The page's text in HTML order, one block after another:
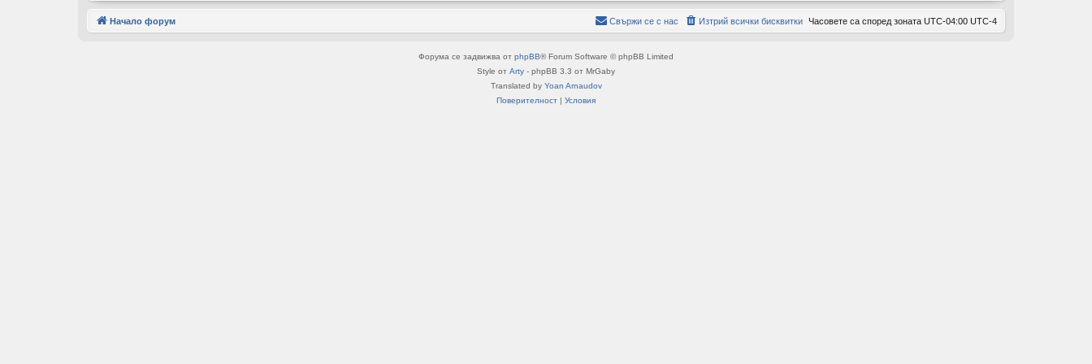
ов
Начало форум Часовете са според зоната UTC-04:00 UTC-4
Изтрий всички бисквитки
Свържи се с нас
Форума се задвижва от phpBB® Forum Software © phpBB Limited
Style от Arty - phpBB 3.3 от MrGaby
Translated by Yoan Arnaudov
Поверителност | Условия